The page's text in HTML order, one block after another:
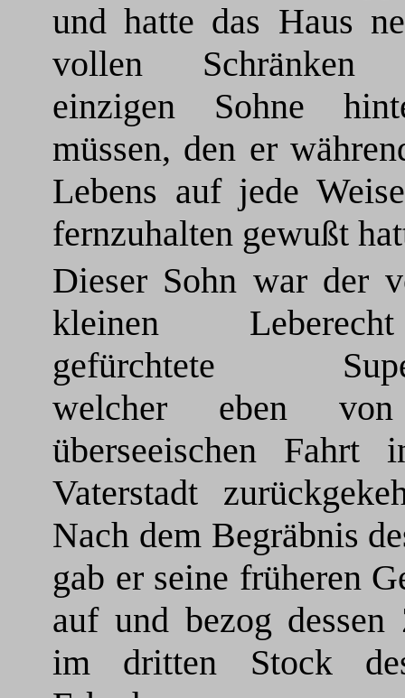
und hatte das Haus
vollen Schränken
einzigen Sohne
müssen, den er
Lebens auf jede
fernzuhalten gewußt
Dieser Sohn war der
kleinen
gefürchtete
welcher eben
überseeischen Fahrt
Vaterstadt
Nach dem Begräbnis
gab er seine früheren
auf und bezog dessen
im dritten Stock